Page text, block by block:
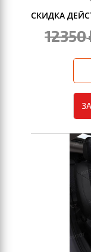
СКИДКА
12350